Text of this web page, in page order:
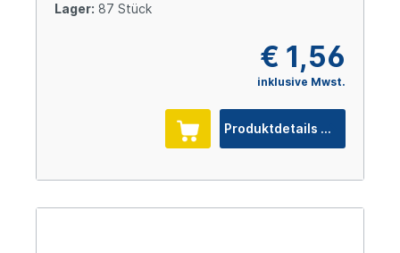
Lager: 87 Stück
€ 1,56
inklusive Mwst.
Produktdetails